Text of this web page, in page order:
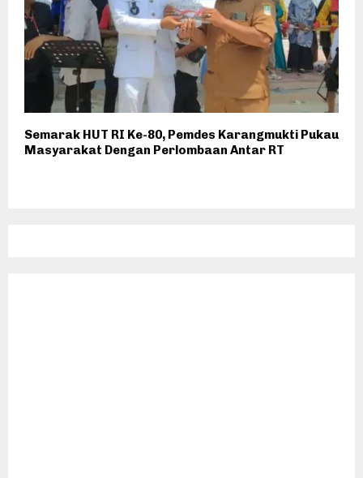
Semarak HUT RI Ke-80, Pemdes Karangmukti Pukau
Masyarakat Dengan Perlombaan Antar RT